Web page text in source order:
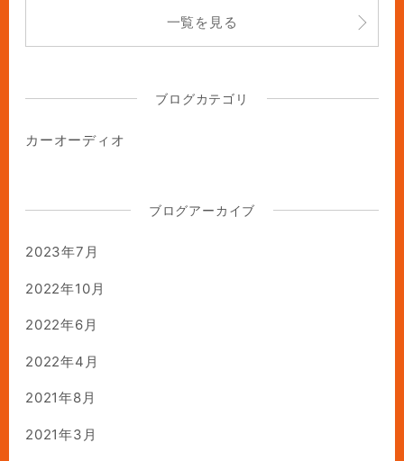
一覧を見る
ブログカテゴリ
カーオーディオ
ブログアーカイブ
2023年7月
2022年10月
2022年6月
2022年4月
2021年8月
2021年3月